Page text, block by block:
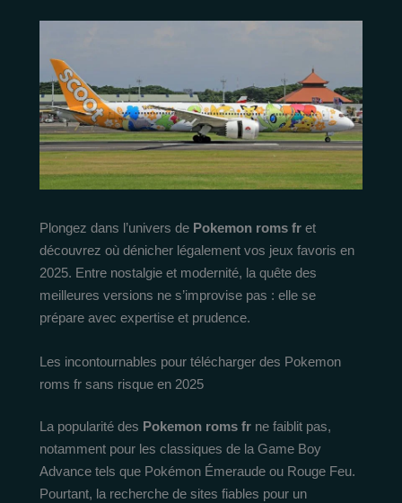
Plongez dans l’univers de Pokemon roms fr et
découvrez où dénicher légalement vos jeux favoris en
2025. Entre nostalgie et modernité, la quête des
meilleures versions ne s’improvise pas : elle se
prépare avec expertise et prudence.
Les incontournables pour télécharger des Pokemon
roms fr sans risque en 2025
La popularité des Pokemon roms fr ne faiblit pas,
notamment pour les classiques de la Game Boy
Advance tels que Pokémon Émeraude ou Rouge Feu.
Pourtant, la recherche de sites fiables pour un